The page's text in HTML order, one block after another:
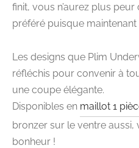
finit, vous n’aurez plus
préféré puisque
Les designs que Plim
réfléchis pour convenir à
une coupe élégante.
Disponibles en maillot 1
bronzer sur le ventre
bonheur !